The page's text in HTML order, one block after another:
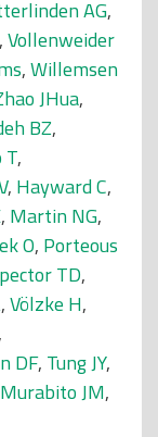
AG,
,Vollenweider
,Willemsen
JHua,
BZ,
T,
, Hayward C,
, Martin NG,
O, Porteous
TD,
,Völzke H,
,
DF, Tung JY,
Murabito JM,